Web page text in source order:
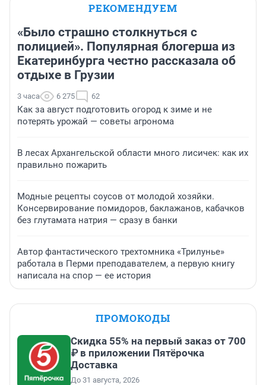
РЕКОМЕНДУЕМ
«Было страшно столкнуться с
полицией». Популярная блогерша из
Екатеринбурга честно рассказала об
отдыхе в Грузии
3 часа 6 275 62
Как за август подготовить огород к зиме и не
потерять урожай — советы агронома
В лесах Архангельской области много лисичек: как их
правильно пожарить
Модные рецепты соусов от молодой хозяйки.
Консервирование помидоров, баклажанов, кабачков
без глутамата натрия — сразу в банки
Автор фантастического трехтомника «Трилунье»
работала в Перми преподавателем, а первую книгу
написала на спор — ее история
ПРОМОКОДЫ
Скидка 55% на первый заказ от 700
₽ в приложении Пятёрочка
Доставка
До 31 августа, 2026